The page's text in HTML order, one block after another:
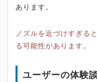
あります。
ノズルを近づけすぎる
る可能性があります。
ユーザーの体験